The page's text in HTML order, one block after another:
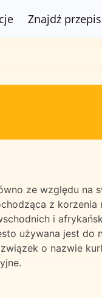
Znajdź przepis
ze względu na
z korzenia
i
używana jest do
o nazwie